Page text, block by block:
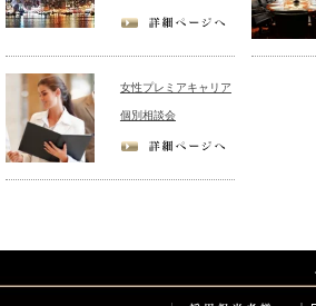
女性プレミアキャリア
個別相談会